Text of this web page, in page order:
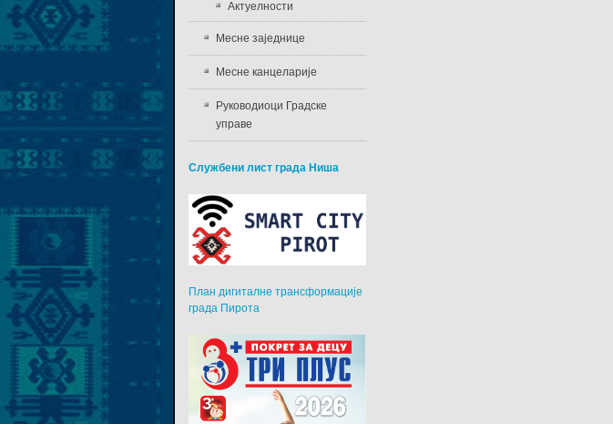
Актуелности
Месне заједнице
Месне канцеларије
Руководиоци Градске
управе
Службени лист града Ниша
План дигиталне трансформације
града Пирота